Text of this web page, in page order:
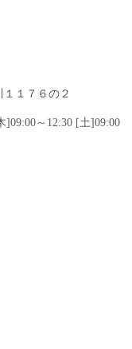
１７６の２
]09:00～12:30 [土]09:00